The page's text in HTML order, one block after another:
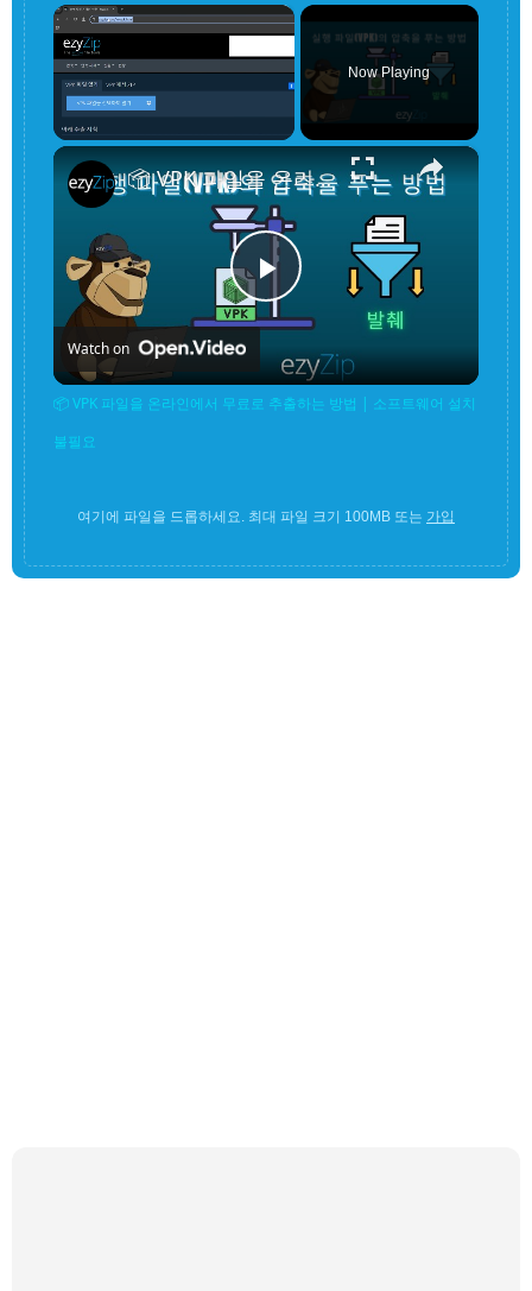
×
Now Playing
×
Play
Video
📦 VPK 파일을 온라인에서 무료로 추출하는 방법 | 소프트웨어 설치 불필요
Watch on
📦 VPK 파일을 온라인에서 무료로 추출하는 방법 | 소프트웨어 설치
불필요
여기에 파일을 드롭하세요. 최대 파일 크기 100MB 또는 가입